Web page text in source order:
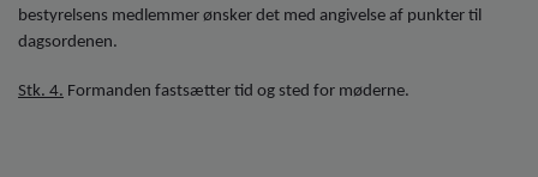
bestyrelsens medlemmer ønsker det med angivelse af punkter til
dagsordenen.
Stk. 4. Formanden fastsætter tid og sted for møderne.